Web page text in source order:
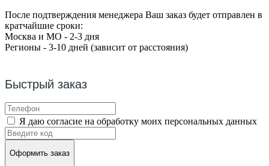
После подтверждения менеджера Ваш заказ будет отправлен в
кратчайшие сроки:
Москва и МО - 2-3 дня
Регионы - 3-10 дней (зависит от расстояния)
Быстрый заказ
Я даю согласие на обработку моих персональных данных
Оформить заказ